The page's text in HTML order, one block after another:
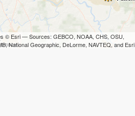
© Esri — Sources: GEBCO, NOAA, CHS, OSU,
National Geographic, DeLorme, NAVTEQ, and Esri